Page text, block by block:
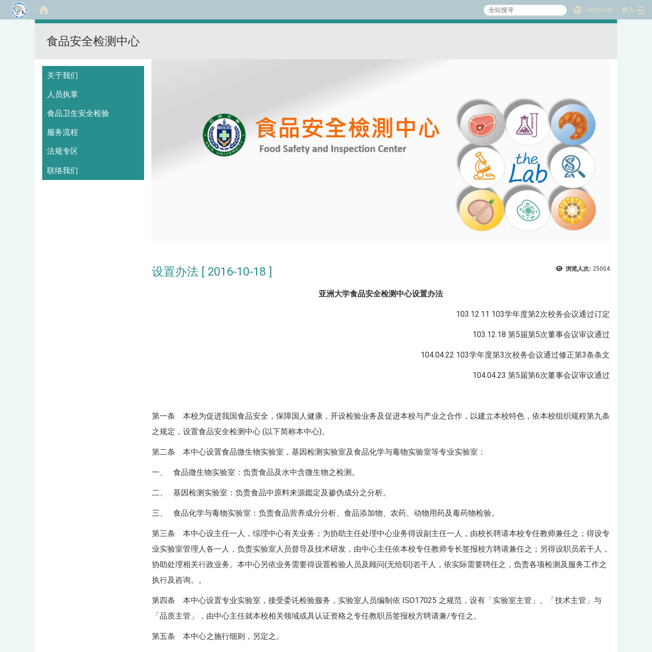
Language 登入
食品安全检测中心
关于我们
人员执掌
食品卫生安全检验
服务流程
法规专区
联络我们
浏览人次: 25004
设置办法 [ 2016-10-18 ]
亚洲大学食品安全检测中心设置办法
103.12.11 103学年度第2次校务会议通过订定
103.12.18 第5届第5次董事会议审议通过
104.04.22 103学年度第3次校务会议通过修正第3条条文
104.04.23 第5届第6次董事会议审议通过
第一条 本校为促进我国食品安全，保障国人健康，开设检验业务及促进本校与产业之合作，以建立本校特色，依本校组织规程第九条
之规定，设置食品安全检测中心 (以下简称本中心)。
第二条 本中心设置食品微生物实验室，基因检测实验室及食品化学与毒物实验室等专业实验室：
一、 食品微生物实验室：负责食品及水中含微生物之检测。
二、 基因检测实验室：负责食品中原料来源鑑定及掺伪成分之分析。
三、 食品化学与毒物实验室：负责食品营养成分分析、食品添加物、农药、动物用药及毒药物检验。
第三条 本中心设主任一人，综理中心有关业务；为协助主任处理中心业务得设副主任一人，由校长聘请本校专任教师兼任之；得设专
业实验室管理人各一人，负责实验室人员督导及技术研发，由中心主任依本校专任教师专长签报校方聘请兼任之；另得设职员若干人，
协助处理相关行政业务。本中心另依业务需要得设置检验人员及顾问(无给职)若干人，依实际需要聘任之，负责各项检测及服务工作之
执行及咨询。。
第四条 本中心设置专业实验室，接受委讬检验服务，实验室人员编制依 ISO17025 之规范，设有「实验室主管」、「技术主管」与
「品质主管」，由中心主任就本校相关领域或具认证资格之专任教职员签报校方聘请兼/专任之。
第五条 本中心之施行细则，另定之。